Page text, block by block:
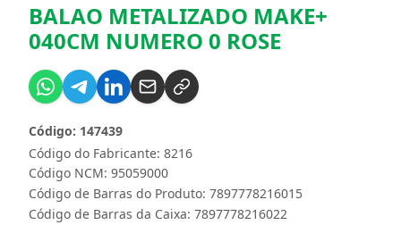
BALAO METALIZADO MAKE+
040CM NUMERO 0 ROSE
Código do Fabricante: 8216
Código: 147439
Código NCM: 95059000
Código de Barras do Produto: 7897778216015
Código de Barras da Caixa: 7897778216022